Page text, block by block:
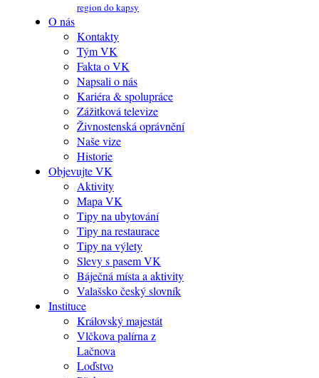
region do kapsy
O nás
Kontakty
Tým VK
Fakta o VK
Napsali o nás
Kariéra & spolupráce
Zážitková televize
Živnostenská oprávnění
Naše vize
Historie
Objevujte VK
Aktivity
Mapa VK
Tipy na ubytování
Tipy na restaurace
Tipy na výlety
Slevy s pasem VK
Báječná místa a aktivity
Valašsko český slovník
Instituce
Královský majestát
Vlčkova palírna z
Lačnova
Loďstvo